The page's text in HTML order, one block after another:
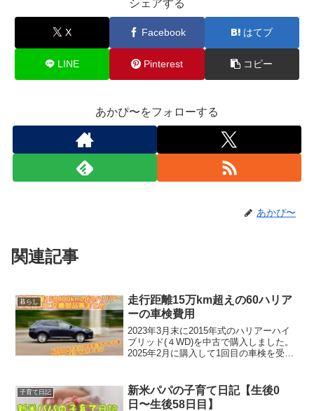
シェアする
X Facebook はてブ
LINE Pinterest コピー
あかぴ〜をフォローする
あかぴ〜
関連記事
暮らし
走行距離15万km超えの60ハリア
ーの車検費用
2023年3月末に2015年式のハリアーハイ
ブリッド(４WD)を中古で購入しました。
2025年2月に購入して1回目の車検を受け
(一般的には走行距離10万km超)車の車
検...
子育て日記
新米パパの子育て日記【生後0
日〜生後58日目】